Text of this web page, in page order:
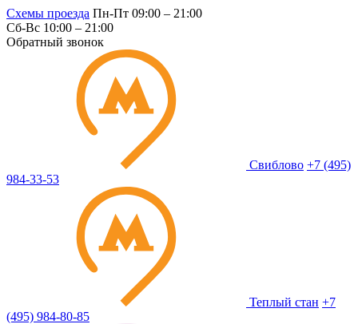
Схемы проезда Пн-Пт 09:00 – 21:00
Сб-Вс 10:00 – 21:00
Обратный звонок
Свиблово +7 (495)
984-33-53
Теплый стан +7
(495) 984-80-85